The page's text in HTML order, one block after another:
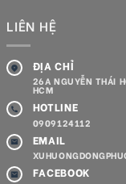
LIÊN HỆ
ĐỊA CHỈ
26A NGUYỄN THÁI
HCM
HOTLINE
0909124112
EMAIL
FACEBOOK